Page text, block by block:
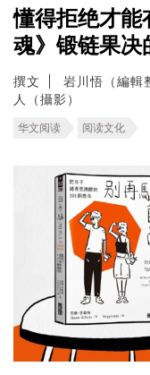
懂得拒绝才能
魂》锻链果决
撰文
岩川悟（編輯
人（攝影）
华文阅读 阅读文化